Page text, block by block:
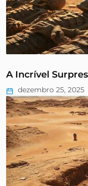
A Incrível
dezembro 25, 2025